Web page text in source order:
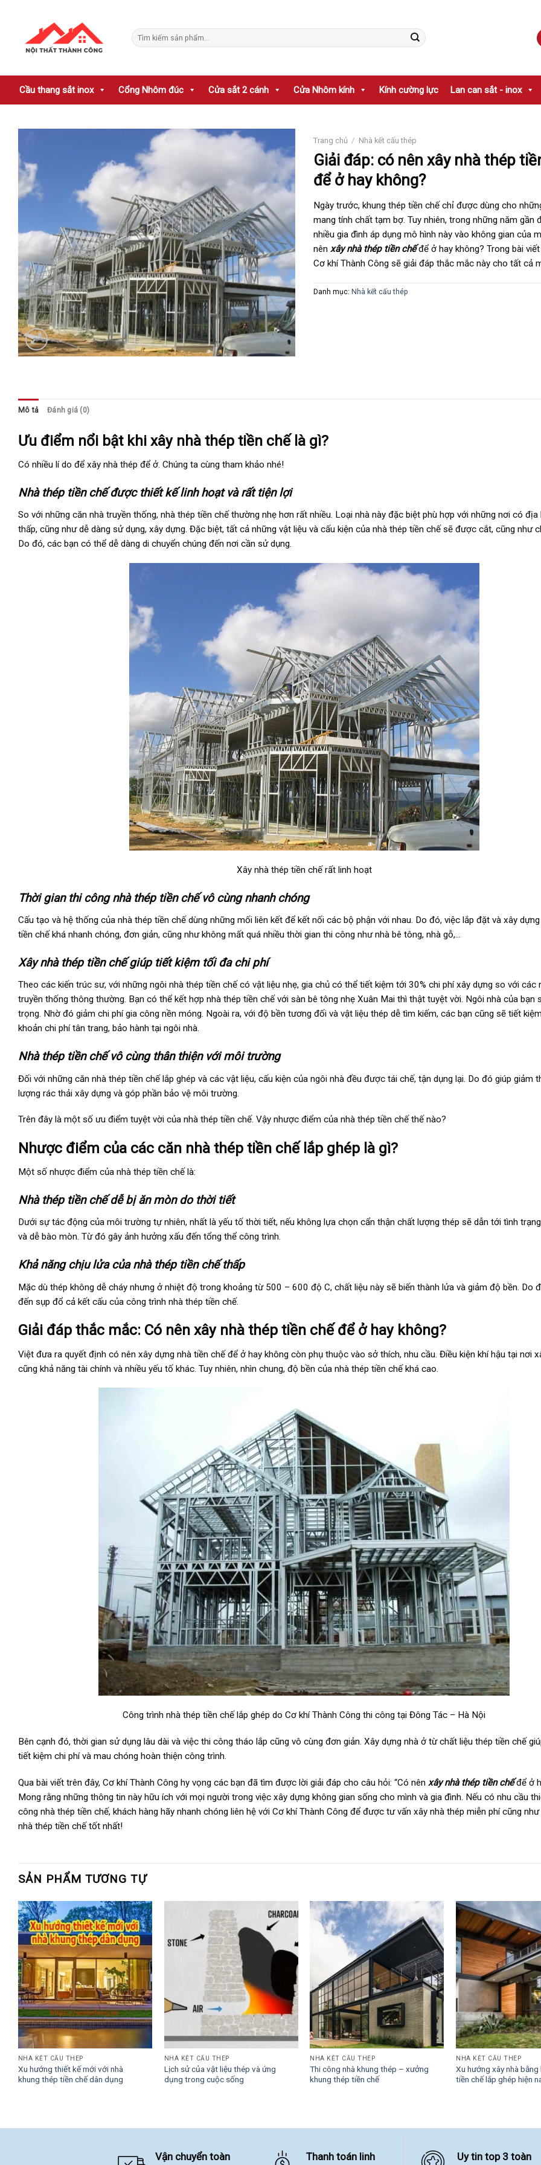
Tìm
kiếm:
Cầu thang sắt inox Cổng Nhôm đúc Cửa sắt 2 cánh Cửa Nhôm kính Kính cường lực Lan can sắt - inox
Trang chủ / Nhà kết cấu thép
Giải đáp: có nên xây nhà thép
để ở hay không?
Ngày trước, khung thép tiền chế chỉ được dùng cho
mang tính chất tạm bợ. Tuy nhiên, trong những năm gần
nhiều gia đình áp dụng mô hình này vào không gian của
nên xây nhà thép tiền chếđể ở hay không? Trong bài
Cơ khí Thành Công sẽ giải đáp thắc mắc này cho tất cả
Danh mục: Nhà kết cấu thép
Mô tả Đánh giá (0)
Ưu điểm nổi bật khi xây nhà thép tiền chế là gì?
Có nhiều lí do để xây nhà thép để ở. Chúng ta cùng tham khảo nhé!
Nhà thép tiền chế được thiết kế linh hoạt và rất tiện lợi
So với những căn nhà truyền thống, nhà thép tiền chế thường nhẹ hơn rất nhiều. Loại nhà này đặc biệt phù hợp với những nơi có địa
thấp, cũng như dễ dàng sử dụng, xây dựng. Đặc biệt, tất cả những vật liệu và cấu kiện của nhà thép tiền chế sẽ được cắt, cũng như
Do đó, các bạn có thể dễ dàng di chuyển chúng đến nơi cần sử dụng.
Xây nhà thép tiền chế rất linh hoạt
Thời gian thi công nhà thép tiền chế vô cùng nhanh chóng
Cấu tạo và hệ thống của nhà thép tiền chế dùng những mối liên kết để kết nối các bộ phận với nhau. Do đó, việc lắp đặt và xây
tiền chế khá nhanh chóng, đơn giản, cũng như không mất quá nhiều thời gian thi công như nhà bê tông, nhà gỗ,…
Xây nhà thép tiền chế giúp tiết kiệm tối đa chi phí
Theo các kiến trúc sư, với những ngôi nhà thép tiền chế có vật liệu nhẹ, gia chủ có thể tiết kiệm tới 30% chi phí xây dựng so với các
truyền thống thông thường. Bạn có thể kết hợp nhà thép tiền chế với sàn bê tông nhẹ Xuân Mai thì thật tuyệt vời. Ngôi nhà của bạn
trọng. Nhờ đó giảm chi phí gia công nền móng. Ngoài ra, với độ bền tương đối và vật liệu thép dễ tìm kiếm, các bạn cũng sẽ tiết
khoản chi phí tân trang, bảo hành tại ngôi nhà.
Nhà thép tiền chế vô cùng thân thiện với môi trường
Đối với những căn nhà thép tiền chế lắp ghép và các vật liệu, cấu kiện của ngôi nhà đều được tái chế, tận dụng lại. Do đó giúp giảm
lượng rác thải xây dựng và góp phần bảo vệ môi trường.
Trên đây là một số ưu điểm tuyệt vời của nhà thép tiền chế. Vậy nhược điểm của nhà thép tiền chế thế nào?
Nhược điểm của các căn nhà thép tiền chế lắp ghép là gì?
Một số nhược điểm của nhà thép tiền chế là:
Nhà thép tiền chế dễ bị ăn mòn do thời tiết
Dưới sự tác động của môi trường tự nhiên, nhất là yếu tố thời tiết, nếu không lựa chọn cẩn thận chất lượng thép sẽ dẫn tới tình
và dễ bào mòn. Từ đó gây ảnh hưởng xấu đến tổng thể công trình.
Khả năng chịu lửa của nhà thép tiền chế thấp
Mặc dù thép không dễ cháy nhưng ở nhiệt độ trong khoảng từ 500 – 600 độ C, chất liệu này sẽ biến thành lửa và giảm độ bền. Do
đến sụp đổ cả kết cấu của công trình nhà thép tiền chế.
Giải đáp thắc mắc: Có nên xây nhà thép tiền chế để ở hay không?
Việt đưa ra quyết định có nên xây dựng nhà tiền chế để ở hay không còn phụ thuộc vào sở thích, nhu cầu. Điều kiện khí hậu tại nơi
cũng khả năng tài chính và nhiều yếu tố khác. Tuy nhiên, nhìn chung, độ bền của nhà thép tiền chế khá cao.
Công trình nhà thép tiền chế lắp ghép do Cơ khí Thành Công thi công tại Đông Tác – Hà Nội
Bên cạnh đó, thời gian sử dụng lâu dài và việc thi công tháo lắp cũng vô cùng đơn giản. Xây dựng nhà ở từ chất liệu thép tiền chế
tiết kiệm chi phí và mau chóng hoàn thiện công trình.
Qua bài viết trên đây, Cơ khí Thành Công hy vọng các bạn đã tìm được lời giải đáp cho câu hỏi: “Có nên xây nhà thép tiền chếđể ở
Mong rằng những thông tin này hữu ích với mọi người trong việc xây dựng không gian sống cho mình và gia đình. Nếu có nhu cầu
công nhà thép tiền chế, khách hàng hãy nhanh chóng liên hệ với Cơ khí Thành Công để được tư vấn xây nhà thép miễn phí cũng
nhà thép tiền chế tốt nhất!
SẢN PHẨM TƯƠNG TỰ
NHÀ KẾT CẤU THÉP
Xu hướng thiết kế mới với nhà
khung thép tiền chế dân dụng
NHÀ KẾT CẤU THÉP
Lịch sử của vật liệu thép và ứng
dụng trong cuộc sống
NHÀ KẾT CẤU THÉP
Thi công nhà khung thép – xưởng
khung thép tiền chế
NHÀ KẾT CẤU THÉP
Xu hướng xây nhà
tiền chế lắp ghép hiện
Vận chuyển toàn Thanh toán linh Uy tin top 3 toàn